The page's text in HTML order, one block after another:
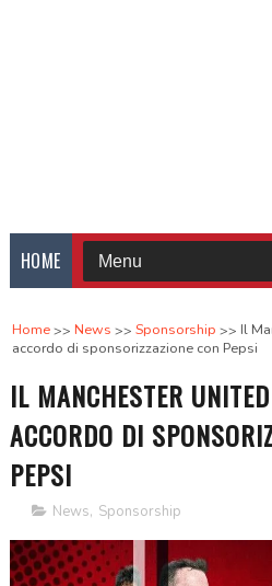
HOME
Home News Sponsorship
Il
accordo di sponsorizzazione con Pepsi
IL MANCHESTER
ACCORDO DI
PEPSI
News, Sponsorship